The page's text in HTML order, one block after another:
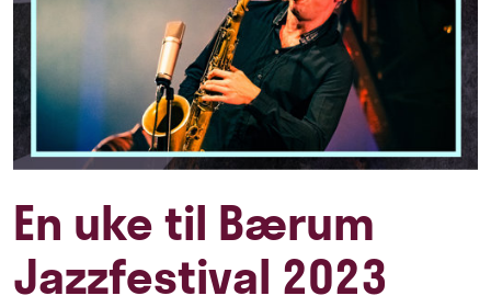
En uke til Bærum
Jazzfestival 2023